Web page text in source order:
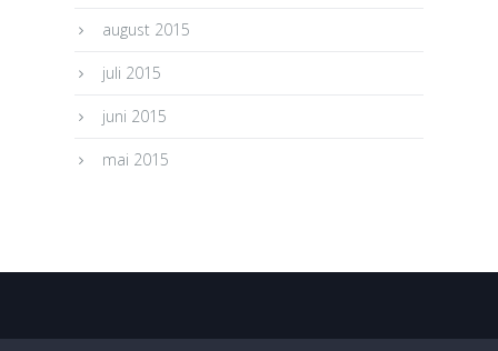
august 2015
juli 2015
juni 2015
mai 2015